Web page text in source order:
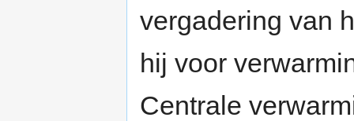
vergadering van
hij voor
Centrale